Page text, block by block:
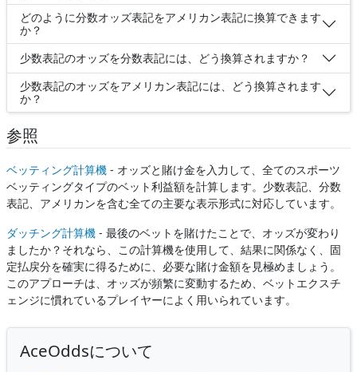
どのように分数オッズ表記をアメリカン表記に換算できます
か？
少数表記のオッズを分数表記には、どう換算されますか？
少数表記のオッズをアメリカン表記には、どう換算されます
か？
参照
ベッティング計算機 - オッズと賭け金を入力して、全てのスポーツ
ベッティングタイプのベット利益額を計算します。少数表記、分数
表記、アメリカンを含む全ての主要な表示形式に対応しています。
ダッチング計算機 - 最後のベットを賭けたことで、オッズが変わり
ましたか？それなら、この計算機を使用して、結果に関係なく、固
定払戻分を確実に得るために、必要な賭け金額を見極めましょう。
このアプローチは、オッズが頻繁に変動するため、ベットエクスチ
ェンジに慣れているプレイヤーによく用いられています。
AceOddsについて